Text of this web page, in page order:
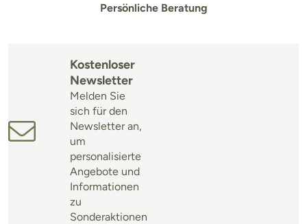
Persönliche Beratung
Kostenloser
Newsletter
Melden Sie
sich für den
Newsletter an,
um
personalisierte
Angebote und
Informationen
zu
Sonderaktionen